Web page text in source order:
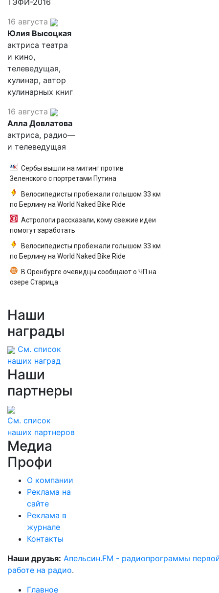
ТЭФИ-2016
16 августа
Юлия Высоцкая
актриса театра
и кино,
телеведущая,
кулинар, автор
кулинарных книг
16 августа
Алла Довлатова
актриса, радио—
и телеведущая
Сербы вышли на митинг против
Зеленского с портретами Путина
Велосипедисты пробежали голышом 33 км
по Берлину на World Naked Bike Ride
Астрологи рассказали, кому свежие идеи
помогут заработать
Велосипедисты пробежали голышом 33 км
по Берлину на World Naked Bike Ride
В Оренбурге очевидцы сообщают о ЧП на
озере Старица
Наши
награды
См. список
наших наград
Наши
партнеры
См. список
наших партнеров
Медиа
Профи
О компании
Реклама на
сайте
Реклама в
журнале
Контакты
Наши друзья: Апельсин.FM - радиопрограммы
работе на радио.
Главное